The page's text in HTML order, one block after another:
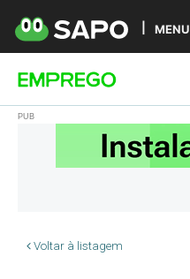
MENU
Voltar à listagem